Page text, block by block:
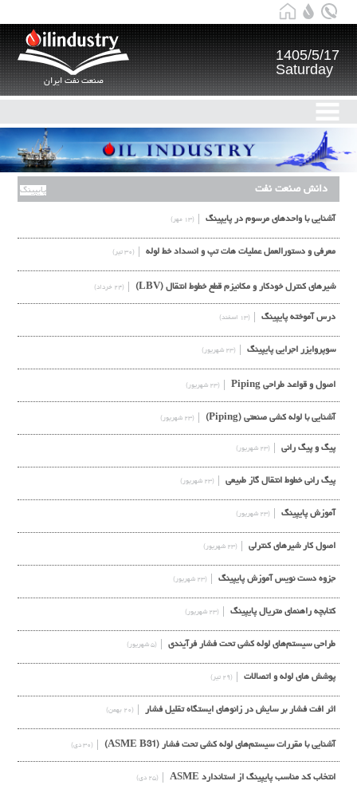
صنعت نفت ایران
1405/5/17
Saturday
دانش صنعت نفت پایپینگ
آشنایی با واحدهای مرسوم در پایپینگ (۱۳ مهر)
معرفی و دستورالعمل عملیات هات تپ و انسداد خط لوله (۳۰ تیر)
شیرهای کنترل خودکار و مکانیزم قطع خطوط انتقال (LBV) (۲۴ خرداد)
درس آموخته پایپینگ (۱۳ اسفند)
سوپروایزر اجرایی پایپینگ (۲۳ شهریور)
اصول و قواعد طراحی Piping (۲۳ شهریور)
آشنایی با لوله کشی صنعتی (Piping) (۲۳ شهریور)
پیگ و پیگ رانی (۲۳ شهریور)
پیگ رانی خطوط انتقال گاز طبیعی (۲۳ شهریور)
آموزش پایپینگ (۲۳ شهریور)
اصول کار شیرهای کنترلی (۲۳ شهریور)
جزوه دست نویس آموزش پایپینگ (۲۳ شهریور)
کتابچه راهنمای متریال پایپینگ (۲۳ شهریور)
طراحی سیستم‌های لوله کشی تحت فشار فرآیندی (۵ شهریور)
پوشش های لوله و اتصالات (۲۹ تیر)
اثر افت فشار بر سایش در زانوهای ایستگاه تقلیل فشار (۲۰ بهمن)
آشنایی با مقررات سیستم‌های لوله کشی تحت فشار (ASME B31) (۳۰ دی)
انتخاب کد مناسب پایپینگ از استاندارد ASME (۲۵ دی)